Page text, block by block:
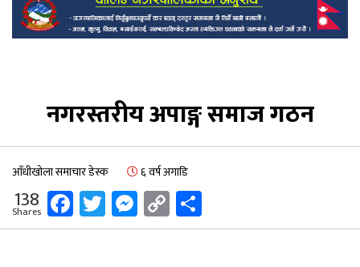
नगरस्तरीय अपाङ्ग समाज गठन
आँधीखोला समाचार डेस्क ६ वर्ष अगाडि
138
Shares Facebook
Twitter
Messenger
Copy
Link